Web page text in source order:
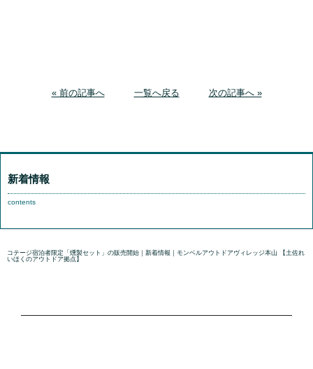
« 前の記事へ 一覧へ戻る 次の記事へ »
新着情報
contents
コテージ宿泊者限定「燻製セット」の販売開始｜新着情報｜モンベルアウトドアヴィレッジ本山 【土佐れ
いほくのアウトドア拠点】